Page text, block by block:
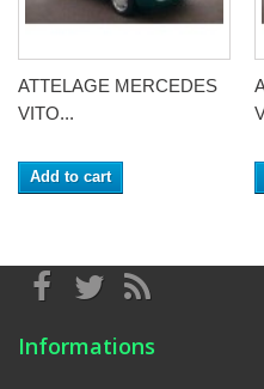
ATTELAGE MERCEDES
VITO...
Add to cart
Informations